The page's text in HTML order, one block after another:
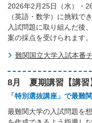
2026年2月25日（水）・
（英語・数学）に挑戦で
入試問題に取り組んだ後
案の採点を受けられます。
難関国立大学入試本番
8月 夏期講習【講習
「特別選抜講座」で最難
最難関大学の入試問題を